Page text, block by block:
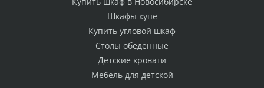
Шкафы купе
Купить угловой шкаф
Столы обеденные
Детские кровати
Мебель для детской